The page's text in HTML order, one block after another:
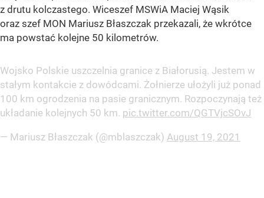
z drutu kolczastego. Wiceszef MSWiA Maciej Wąsik
oraz szef MON Mariusz Błaszczak przekazali, że wkrótce
ma powstać kolejne 50 kilometrów.
Wojsko Polskie uszczelnia granice z Białorusią. Jestem w
stałym kontakcie z dowódcami. Żołnierze ułożyli już ponad
100 km ogrodzenia na pasie granicznym. Rozpoczynają też
układanie kolejnych 50 km. pic.twitter.com/QGTVjcSOvJ
— Mariusz Błaszczak (@mblaszczak) August 19, 2021